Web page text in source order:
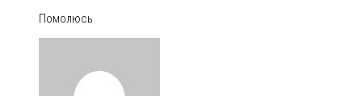
Помолюсь